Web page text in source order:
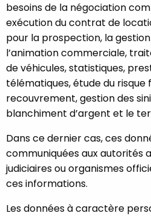
besoins de la négociation
exécution du contrat de
pour la prospection, la
l’animation commerciale,
de véhicules, statistiques,
télématiques, étude du risque
recouvrement, gestion des
blanchiment d’argent et le
Dans ce dernier cas, ces
communiquées aux autorités
judiciaires ou organismes
ces informations.
Les données à caractère